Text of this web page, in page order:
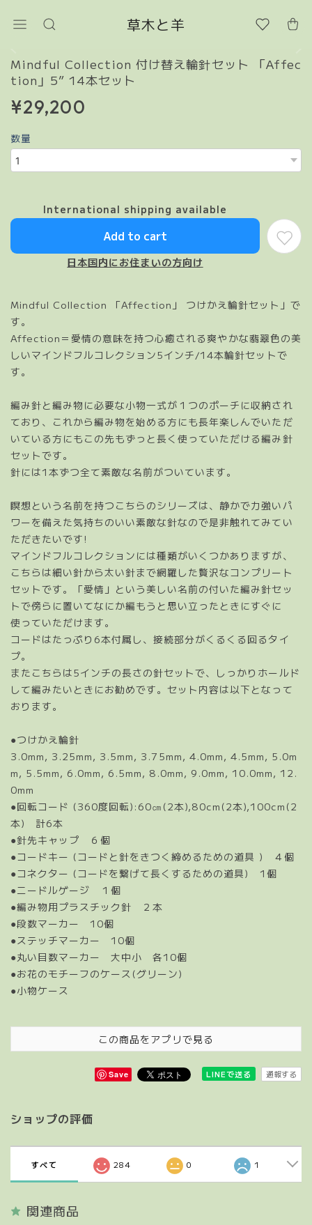
草木と羊
Mindful Collection 付け替え輪針セット 「Affec
tion」5” 14本セット
¥29,200
数量
International shipping available
Add to cart
日本国内にお住まいの方向け
Mindful Collection 「Affection」 つけかえ輪針セット」で
す。
Affection＝愛情の意味を持つ心癒される爽やかな翡翠色の美
しいマインドフルコレクション5インチ/14本輪針セットで
す。
編み針と編み物に必要な小物一式が１つのポーチに収納され
ており、これから編み物を始める方にも長年楽しんでいただ
いている方にもこの先もずっと長く使っていただける編み針
セットです。
針には1本ずつ全て素敵な名前がついています。
瞑想という名前を持つこちらのシリーズは、静かで力強いパ
ワーを備えた気持ちのいい素敵な針なので是非触れてみてい
ただきたいです!
マインドフルコレクションには種類がいくつかありますが、
こちらは細い針から太い針まで網羅した贅沢なコンプリート
セットです。「愛情」という美しい名前の付いた編み針セッ
トで傍らに置いてなにか編もうと思い立ったときにすぐに
使っていただけます。
コードはたっぷり6本付属し、接続部分がくるくる回るタイ
プ。
またこちらは5インチの長さの針セットで、しっかりホールド
して編みたいときにお勧めです。セット内容は以下となって
おります。
●つけかえ輪針
3.0mm, 3.25mm, 3.5mm, 3.75mm, 4.0mm, 4.5mm, 5.0m
m, 5.5mm, 6.0mm, 6.5mm, 8.0mm, 9.0mm, 10.0mm, 12.
0mm
●回転コード (360度回転):60㎝(2本),80cm(2本),100cm(2
本) 計6本
●針先キャップ ６個
●コードキー (コードと針をきつく締めるための道具 ) ４個
●コネクター (コードを繋げて長くするための道具) 1個
●ニードルゲージ １個
●編み物用プラスチック針 ２本
●段数マーカー 10個
●ステッチマーカー 10個
●丸い目数マーカー 大中小 各10個
●お花のモチーフのケース(グリーン)
●小物ケース
この商品をアプリで見る
Save LINEで送る 通報する
ショップの評価
すべて 284 0 1
関連商品